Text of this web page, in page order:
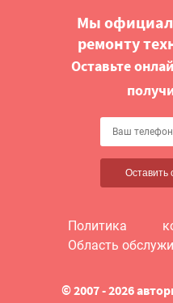
Мы
ремонту
Оставьте
Оставить
Политика
Область
© 2007 - 2026